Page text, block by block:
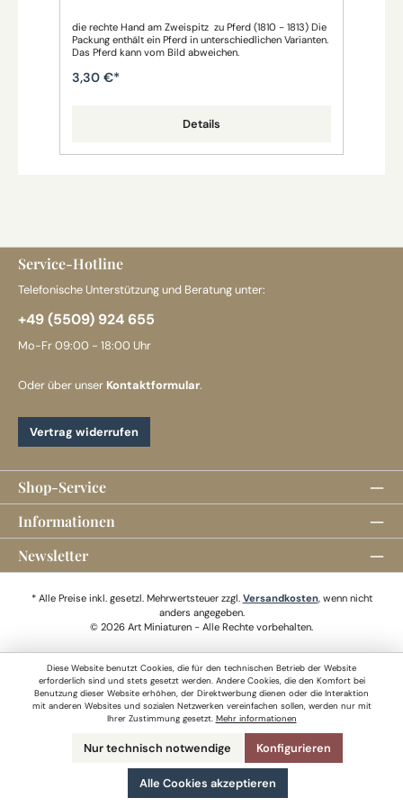
die rechte Hand am Zweispitz zu Pferd (1810 - 1813) Die
Packung enthält ein Pferd in unterschiedlichen Varianten.
Das Pferd kann vom Bild abweichen.
3,30 €*
Details
Service-Hotline
Telefonische Unterstützung und Beratung unter:
+49 (5509) 924 655
Mo-Fr 09:00 - 18:00 Uhr
Oder über unser Kontaktformular.
Vertrag widerrufen
Shop-Service
Informationen
Newsletter
* Alle Preise inkl. gesetzl. Mehrwertsteuer zzgl. Versandkosten, wenn nicht
anders angegeben.
© 2026 Art Miniaturen - Alle Rechte vorbehalten.
Diese Website benutzt Cookies, die für den technischen Betrieb der Website
erforderlich sind und stets gesetzt werden. Andere Cookies, die den Komfort bei
Benutzung dieser Website erhöhen, der Direktwerbung dienen oder die Interaktion
mit anderen Websites und sozialen Netzwerken vereinfachen sollen, werden nur mit
Ihrer Zustimmung gesetzt. Mehr informationen
Nur technisch notwendige Konfigurieren
Alle Cookies akzeptieren